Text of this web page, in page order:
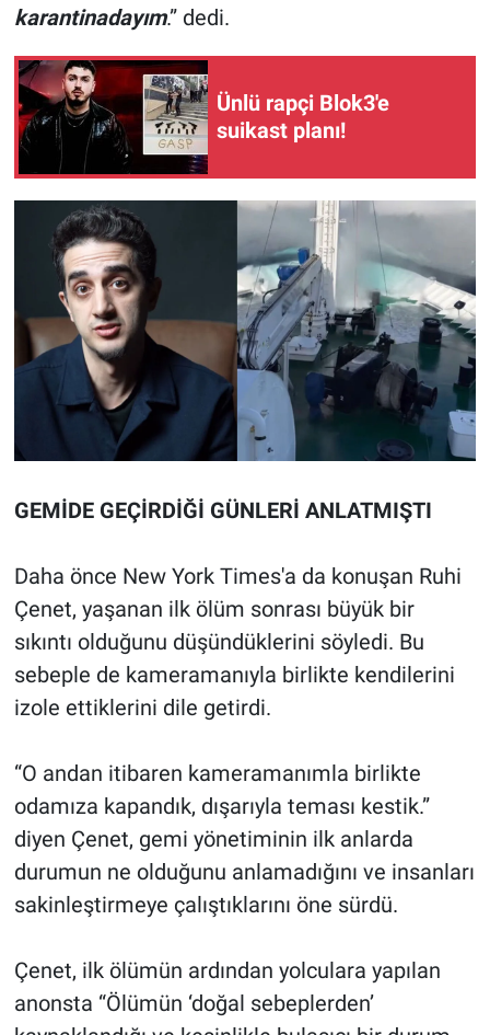
karantinadayım.” dedi.
Ünlü rapçi Blok3'e
suikast planı!
GEMİDE GEÇİRDİĞİ GÜNLERİ ANLATMIŞTI
Daha önce New York Times'a da konuşan Ruhi
Çenet, yaşanan ilk ölüm sonrası büyük bir
sıkıntı olduğunu düşündüklerini söyledi. Bu
sebeple de kameramanıyla birlikte kendilerini
izole ettiklerini dile getirdi.
“O andan itibaren kameramanımla birlikte
odamıza kapandık, dışarıyla teması kestik.”
diyen Çenet, gemi yönetiminin ilk anlarda
durumun ne olduğunu anlamadığını ve insanları
sakinleştirmeye çalıştıklarını öne sürdü.
Çenet, ilk ölümün ardından yolculara yapılan
anonsta “Ölümün ‘doğal sebeplerden’